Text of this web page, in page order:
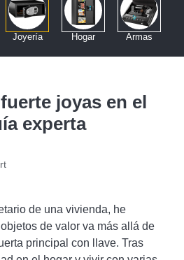
Joyería Hogar Armas
joyas en el
experta
de una vivienda, he
de valor va más allá de
principal con llave. Tras